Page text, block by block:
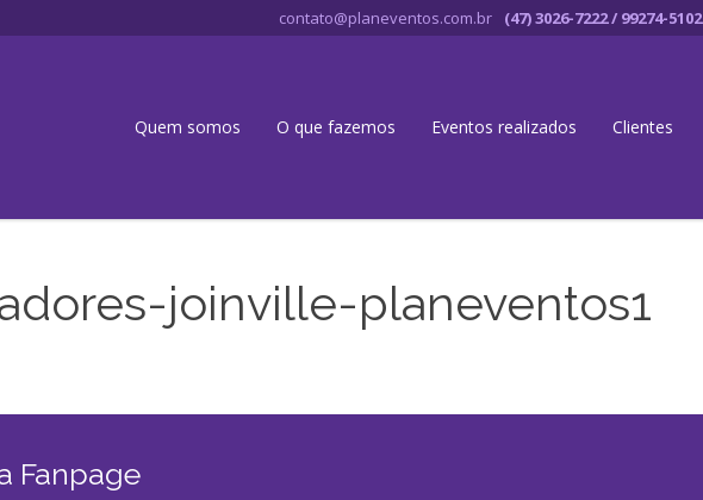
contato@planeventos.com.br (47) 3026-7222 / 99274-5102
Quem somos O que fazemos Eventos realizados Clientes
joinville-planeventos1
Fanpage